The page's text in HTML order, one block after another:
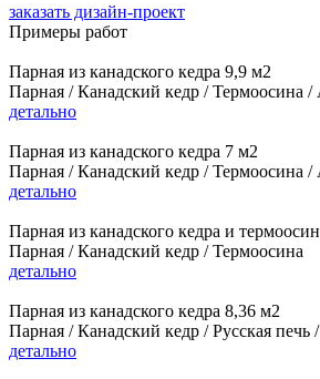
заказать дизайн-проект
Примеры работ
Парная из канадского кедра 9,9 м2
Парная / Канадский кедр / Термоосина
детально
Парная из канадского кедра 7 м2
Парная / Канадский кедр / Термоосина
детально
Парная из канадского кедра и
Парная / Канадский кедр / Термоосина
детально
Парная из канадского кедра 8,36 м2
Парная / Канадский кедр / Русская печь
детально